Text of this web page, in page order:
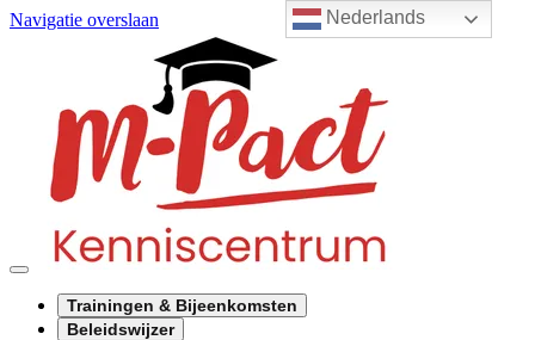
Nederlands
Navigatie overslaan
Trainingen & Bijeenkomsten
Beleidswijzer